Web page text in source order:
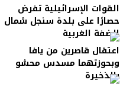
القوات الإسرائيلية تفرض
حصارًا على بلدة سنجل شمال
الضفة الغربية
اعتقال قاصرين من يافا
وبحوزتهما مسدس محشو
بالذخيرة